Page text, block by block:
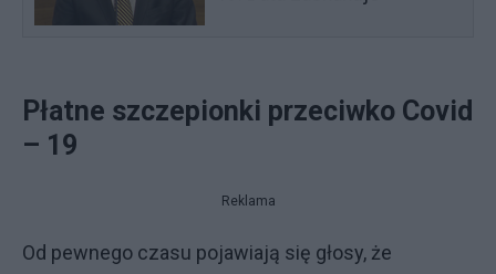
Płatne szczepionki przeciwko Covid
– 19
Reklama
Od pewnego czasu pojawiają się głosy, że